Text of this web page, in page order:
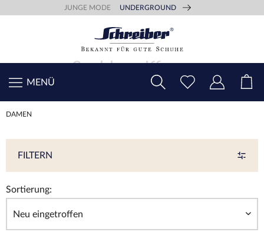
JUNGE MODE UNDERGROUND
MENÜ
DAMEN
FILTERN
Sortierung: